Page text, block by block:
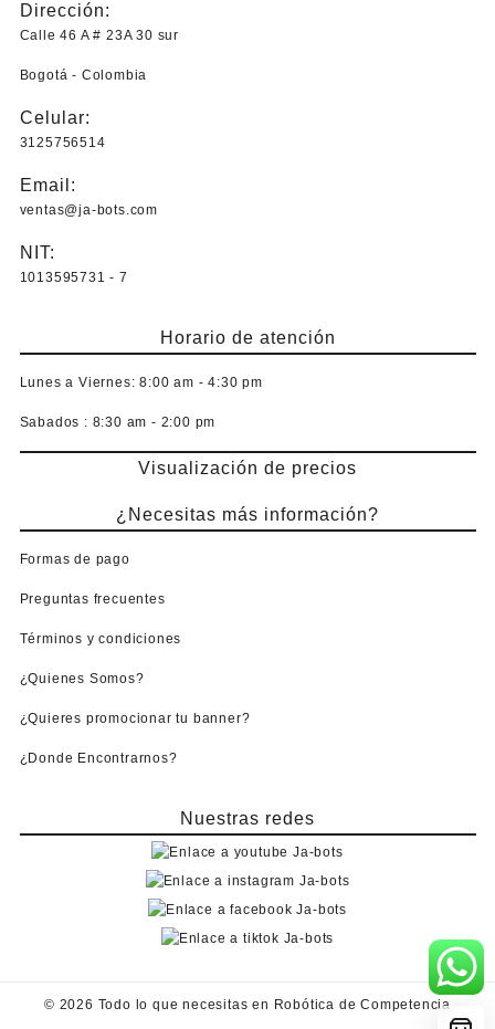
Dirección:
Calle 46 A # 23A 30 sur
Bogotá - Colombia
Celular:
3125756514
Email:
ventas@ja-bots.com
NIT:
1013595731 - 7
Horario de atención
Lunes a Viernes: 8:00 am - 4:30 pm
Sabados : 8:30 am - 2:00 pm
Visualización de precios
¿Necesitas más información?
Formas de pago
Preguntas frecuentes
Términos y condiciones
¿Quienes Somos?
¿Quieres promocionar tu banner?
¿Donde Encontrarnos?
Nuestras redes
© 2026 Todo lo que necesitas en Robótica de Competencia